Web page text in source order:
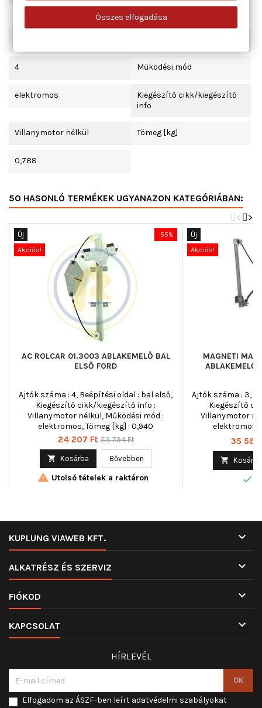
4 Működési mód
elektromos
Kiegészítő cikk/kiegészítő
info
Villanymotor nélkül Tömeg [kg]
0,788
50 HASONLÓ TERMÉKEK UGYANAZON KATEGÓRIÁBAN:
>
<
-55%
Új
Akciós!
AC ROLCAR 01.3003 ABLAKEMELŐ BAL
ELSŐ FORD
Ajtók száma : 4, Beépítési oldal : bal első,
Kiegészítő cikk/kiegészítő info :
Villanymotor nélkül, Működési mód :
elektromos, Tömeg [kg] : 0,940
Ár
24 207 Ft Normál
53 794 Ft
 Kosárba Bővebben
 Utolsó tételek a raktáron
Új
Akciós!
MAGNETI
ABLAKEMELŐ
Ajtók száma : 3,
Kiegészítő
Villanymotor
elektromos,
Ár
35 596
 Kosárba

KUPLUNG VIAWEB KFT. 
ALKATRÉSZ ÉS SZERVIZ 
FIÓKOD 
KAPCSOLAT 
HÍRLEVÉL
Elfogadom az ÁSZF-ben leírt adatvédelmi szabályokat
Összes elfogadása